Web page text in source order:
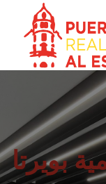
بويرتا